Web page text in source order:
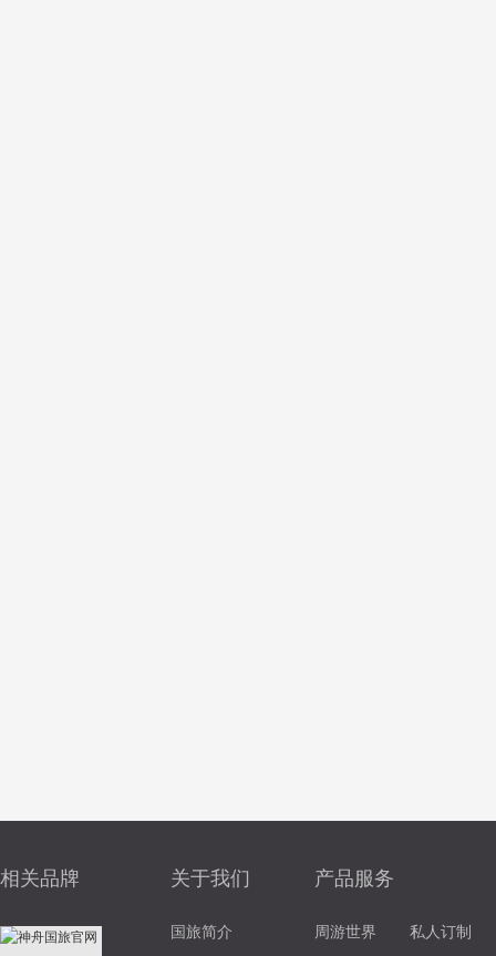
相关品牌 关于我们
国旅简介
产品服务
周游世界 私人订制